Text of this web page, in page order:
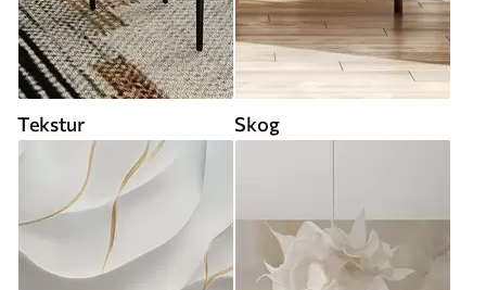
Tekstur Skog